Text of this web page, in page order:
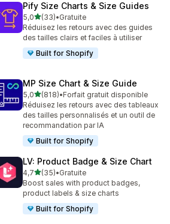
Pify Size Charts & Size Guides
5,0étoile(s) sur 5
(33)
33 avis au total
•Gratuite
Réduisez les retours avec des guides
des tailles clairs et faciles à utiliser
Built for Shopify
MP Size Chart & Size Guide
5,0étoile(s) sur 5
(818)
818 avis au total
•Forfait gratuit disponible
Réduisez les retours avec des tableaux
des tailles personnalisés et un outil de
recommandation par IA
Built for Shopify
LV: Product Badge & Size Chart
4,7étoile(s) sur 5
(35)
35 avis au total
•Gratuite
Boost sales with product badges,
product labels & size charts
Built for Shopify